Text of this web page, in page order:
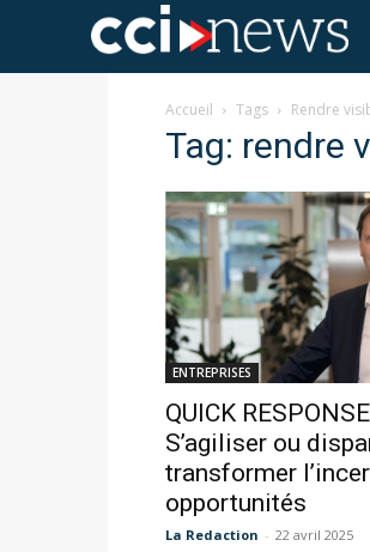
Accueil Tags Rendre
Tag: rendre
ENTREPRISES
QUICK
S’agiliser ou
transformer
opportunités
La Redaction - 22 avril 2025